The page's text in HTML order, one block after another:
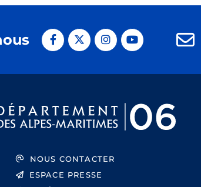
NOUS CONTACTER
ESPACE PRESSE